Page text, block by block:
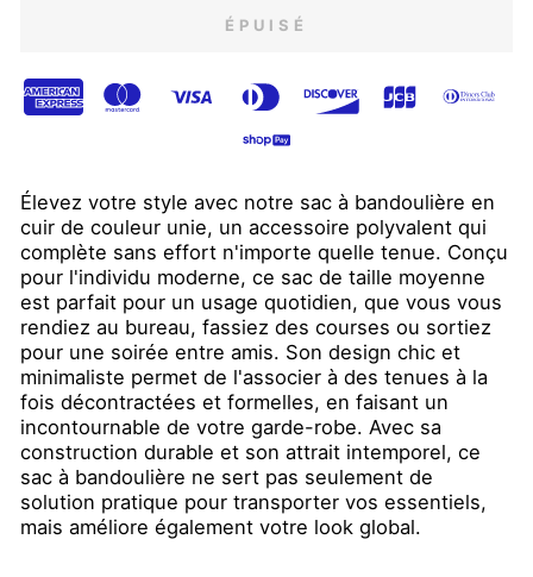
ÉPUISÉ
Élevez votre style avec notre sac à bandoulière en
cuir de couleur unie, un accessoire polyvalent qui
complète sans effort n'importe quelle tenue. Conçu
pour l'individu moderne, ce sac de taille moyenne
est parfait pour un usage quotidien, que vous vous
rendiez au bureau, fassiez des courses ou sortiez
pour une soirée entre amis. Son design chic et
minimaliste permet de l'associer à des tenues à la
fois décontractées et formelles, en faisant un
incontournable de votre garde-robe. Avec sa
construction durable et son attrait intemporel, ce
sac à bandoulière ne sert pas seulement de
solution pratique pour transporter vos essentiels,
mais améliore également votre look global.